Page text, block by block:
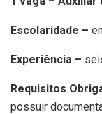
Escolaridade –
Experiência –
Requisitos
possuir